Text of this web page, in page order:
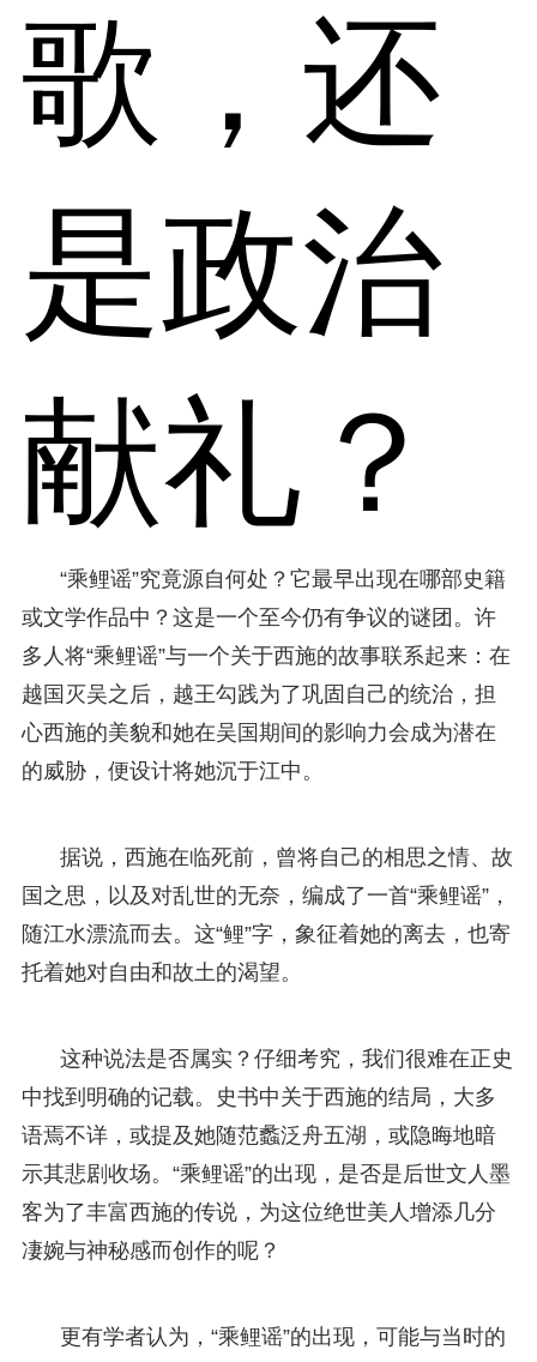
歌，还
是政治
献礼？
“乘鲤谣”究竟源自何处？它最早出现在哪部史籍
或文学作品中？这是一个至今仍有争议的谜团。许
多人将“乘鲤谣”与一个关于西施的故事联系起来：在
越国灭吴之后，越王勾践为了巩固自己的统治，担
心西施的美貌和她在吴国期间的影响力会成为潜在
的威胁，便设计将她沉于江中。
据说，西施在临死前，曾将自己的相思之情、故
国之思，以及对乱世的无奈，编成了一首“乘鲤谣”，
随江水漂流而去。这“鲤”字，象征着她的离去，也寄
托着她对自由和故土的渴望。
这种说法是否属实？仔细考究，我们很难在正史
中找到明确的记载。史书中关于西施的结局，大多
语焉不详，或提及她随范蠡泛舟五湖，或隐晦地暗
示其悲剧收场。“乘鲤谣”的出现，是否是后世文人墨
客为了丰富西施的传说，为这位绝世美人增添几分
凄婉与神秘感而创作的呢？
更有学者认为，“乘鲤谣”的出现，可能与当时的